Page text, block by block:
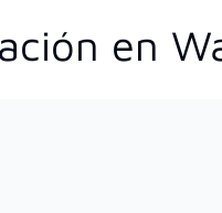
en